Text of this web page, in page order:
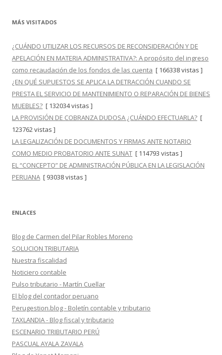
MÁS VISITADOS
¿CUÁNDO UTILIZAR LOS RECURSOS DE RECONSIDERACIÓN Y DE
APELACIÓN EN MATERIA ADMINISTRATIVA?: A propósito del ingreso
como recaudación de los fondos de las cuenta [ 166338 vistas ]
¿EN QUÉ SUPUESTOS SE APLICA LA DETRACCIÓN CUANDO SE
PRESTA EL SERVICIO DE MANTENIMIENTO O REPARACIÓN DE BIENES
MUEBLES? [ 132034 vistas ]
LA PROVISIÓN DE COBRANZA DUDOSA ¿CUÁNDO EFECTUARLA? [
123762 vistas ]
LA LEGALIZACIÓN DE DOCUMENTOS Y FIRMAS ANTE NOTARIO
COMO MEDIO PROBATORIO ANTE SUNAT [ 114793 vistas ]
EL “CONCEPTO” DE ADMINISTRACIÓN PÚBLICA EN LA LEGISLACIÓN
PERUANA [ 93038 vistas ]
ENLACES
Blog de Carmen del Pilar Robles Moreno
SOLUCION TRIBUTARIA
Nuestra fiscalidad
Noticiero contable
Pulso tributario - Martín Cuellar
El blog del contador peruano
Perugestion.blog - Boletín contable y tributario
TAXLANDIA - Blog fiscal y tributario
ESCENARIO TRIBUTARIO PERÚ
PASCUAL AYALA ZAVALA